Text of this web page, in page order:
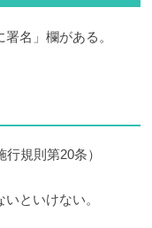
名」欄がある。
規則第20条）
といけない。